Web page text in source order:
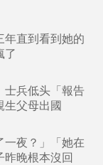
年直到看到她的
了
士兵低头「報告
生父母出國
一夜？」「她在
昨晚根本沒回